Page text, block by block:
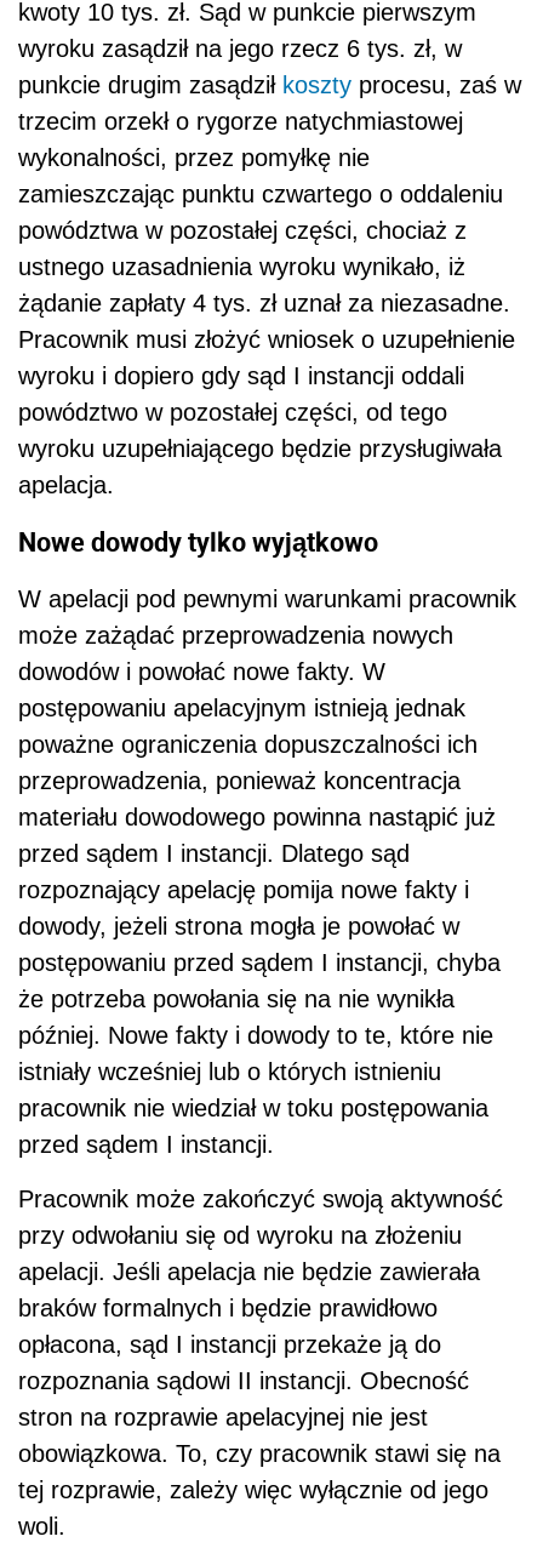
kwoty 10 tys. zł. Sąd w punkcie pierwszym
wyroku zasądził na jego rzecz 6 tys. zł, w
punkcie drugim zasądził koszty procesu, zaś w
trzecim orzekł o rygorze natychmiastowej
wykonalności, przez pomyłkę nie
zamieszczając punktu czwartego o oddaleniu
powództwa w pozostałej części, chociaż z
ustnego uzasadnienia wyroku wynikało, iż
żądanie zapłaty 4 tys. zł uznał za niezasadne.
Pracownik musi złożyć wniosek o uzupełnienie
wyroku i dopiero gdy sąd I instancji oddali
powództwo w pozostałej części, od tego
wyroku uzupełniającego będzie przysługiwała
apelacja.
Nowe dowody tylko wyjątkowo
W apelacji pod pewnymi warunkami pracownik
może zażądać przeprowadzenia nowych
dowodów i powołać nowe fakty. W
postępowaniu apelacyjnym istnieją jednak
poważne ograniczenia dopuszczalności ich
przeprowadzenia, ponieważ koncentracja
materiału dowodowego powinna nastąpić już
przed sądem I instancji. Dlatego sąd
rozpoznający apelację pomija nowe fakty i
dowody, jeżeli strona mogła je powołać w
postępowaniu przed sądem I instancji, chyba
że potrzeba powołania się na nie wynikła
później. Nowe fakty i dowody to te, które nie
istniały wcześniej lub o których istnieniu
pracownik nie wiedział w toku postępowania
przed sądem I instancji.
Pracownik może zakończyć swoją aktywność
przy odwołaniu się od wyroku na złożeniu
apelacji. Jeśli apelacja nie będzie zawierała
braków formalnych i będzie prawidłowo
opłacona, sąd I instancji przekaże ją do
rozpoznania sądowi II instancji. Obecność
stron na rozprawie apelacyjnej nie jest
obowiązkowa. To, czy pracownik stawi się na
tej rozprawie, zależy więc wyłącznie od jego
woli.